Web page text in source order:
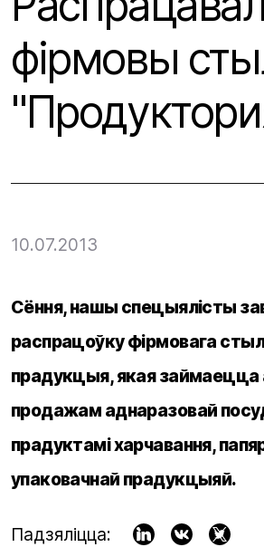
фірмовы
10.07.2013
Сёння, нашы спецыялісты
распрацоўку фірмовага
прадукцыя, якая
продажам аднаразовай
прадуктамі харчавання,
упаковачнай прадукцыяй.
Падзяліцца: